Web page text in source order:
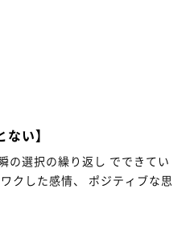
い】
の選択の繰り返し でできてい
クした感情、 ポジティブな思